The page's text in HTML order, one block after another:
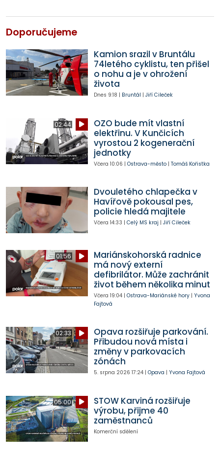
Doporučujeme
Kamion srazil v Bruntálu
74letého cyklistu, ten přišel
o nohu a je v ohrožení
života
Dnes 9:18 | Bruntál | Jiří Cileček
02:44
OZO bude mít vlastní
elektřinu. V Kunčicích
vyrostou 2 kogenerační
jednotky
Včera 10:06 | Ostrava-město| Tomáš Kořistka
Dvouletého chlapečka v
Havířově pokousal pes,
policie hledá majitele
Včera 14:33 | Celý MS kraj | Jiří Cileček
01:56
Mariánskohorská radnice
má nový externí
defibrilátor. Může zachránit
život během několika minut
Včera 19:04| Ostrava-Mariánské hory| Yvona
Fajtová
02:33
Opava rozšiřuje parkování.
Přibudou nová místa i
změny v parkovacích
zónách
5. srpna 2026 17:24| Opava | Yvona Fajtová
05:00
STOW Karviná rozšiřuje
výrobu, přijme 40
zaměstnanců
Komerční sdělení